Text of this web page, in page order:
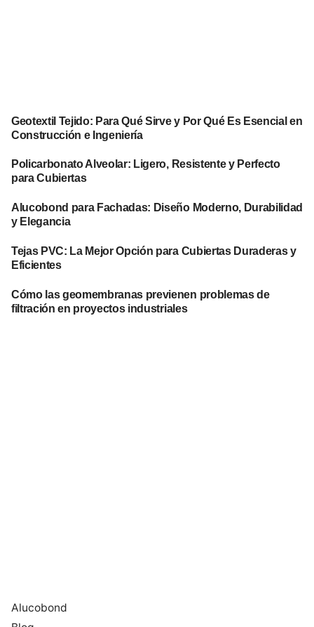
Geotextil Tejido: Para Qué Sirve y Por Qué Es Esencial en
Construcción e Ingeniería
Policarbonato Alveolar: Ligero, Resistente y Perfecto
para Cubiertas
Alucobond para Fachadas: Diseño Moderno, Durabilidad
y Elegancia
Tejas PVC: La Mejor Opción para Cubiertas Duraderas y
Eficientes
Cómo las geomembranas previenen problemas de
filtración en proyectos industriales
Alucobond